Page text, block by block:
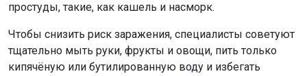
простуды, такие, как кашель и насморк.
Чтобы снизить риск заражения, специалисты советуют
тщательно мыть руки, фрукты и овощи, пить только
кипячёную или бутилированную воду и избегать